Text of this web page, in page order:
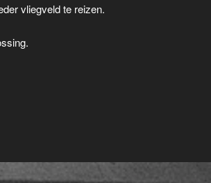
vliegveld te reizen.